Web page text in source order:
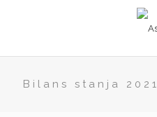
Bilans stanja 2021